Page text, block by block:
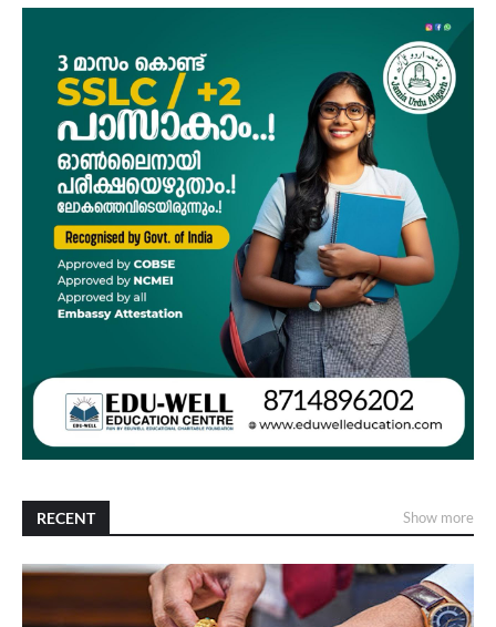
RECENT Show more